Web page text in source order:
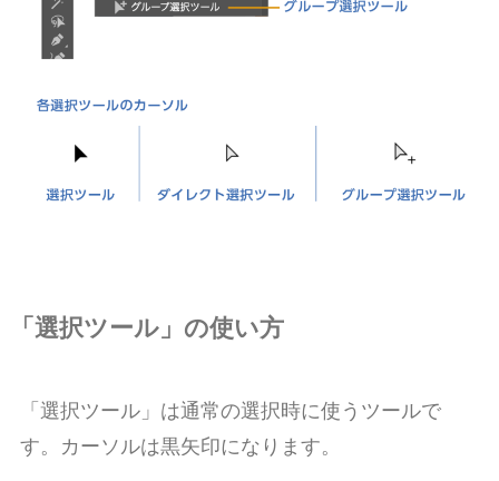
「選択ツール」の使い方
「選択ツール」は通常の選択時に使うツールで
す。カーソルは黒矢印になります。